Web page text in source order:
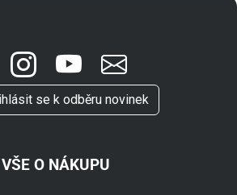
se k odběru novinek
VŠE O NÁKUPU